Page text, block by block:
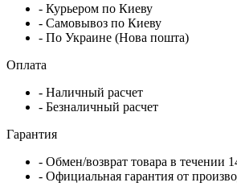
- Курьером по Киеву
- Самовывоз по Киеву
- По Украине (Нова пошта)
Оплата
- Наличный расчет
- Безналичный расчет
Гарантия
- Обмен/возврат товара в течении
- Официальная гарантия от